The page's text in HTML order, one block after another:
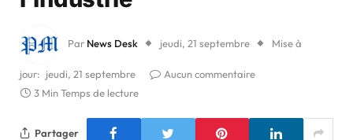
Par News Desk jeudi, 21 septembre Mise à
jour: jeudi, 21 septembre
Aucun commentaire
3 Min Temps de lecture
Partager